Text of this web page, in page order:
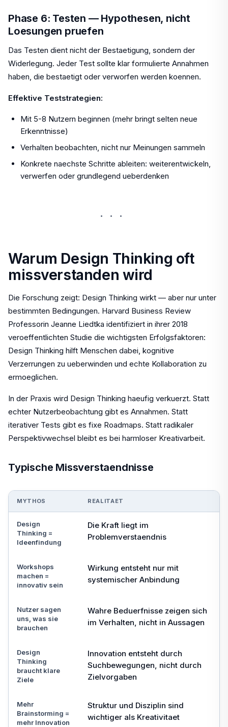
Phase 6: Testen — Hypothesen, nicht
Loesungen pruefen
Das Testen dient nicht der Bestaetigung, sondern der
Widerlegung. Jeder Test sollte klar formulierte Annahmen
haben, die bestaetigt oder verworfen werden koennen.
Effektive Teststrategien:
Mit 5-8 Nutzern beginnen (mehr bringt selten neue
Erkenntnisse)
Verhalten beobachten, nicht nur Meinungen sammeln
Konkrete naechste Schritte ableiten: weiterentwickeln,
verwerfen oder grundlegend ueberdenken
···
Warum Design Thinking oft
missverstanden wird
Die Forschung zeigt: Design Thinking wirkt — aber nur unter
bestimmten Bedingungen. Harvard Business Review
Professorin Jeanne Liedtka identifiziert in ihrer 2018
veroeffentlichten Studie die wichtigsten Erfolgsfaktoren:
Design Thinking hilft Menschen dabei, kognitive
Verzerrungen zu ueberwinden und echte Kollaboration zu
ermoeglichen.
In der Praxis wird Design Thinking haeufig verkuerzt. Statt
echter Nutzerbeobachtung gibt es Annahmen. Statt
iterativer Tests gibt es fixe Roadmaps. Statt radikaler
Perspektivwechsel bleibt es bei harmloser Kreativarbeit.
Typische Missverstaendnisse
MYTHOS REALITAET
Design
Thinking =
Ideenfindung
Die Kraft liegt im
Problemverstaendnis
Workshops
machen =
innovativ sein
Wirkung entsteht nur mit
systemischer Anbindung
Nutzer sagen
uns, was sie
brauchen
Wahre Beduerfnisse zeigen sich
im Verhalten, nicht in Aussagen
Design
Thinking
braucht klare
Ziele
Innovation entsteht durch
Suchbewegungen, nicht durch
Zielvorgaben
Mehr
Brainstorming =
mehr Innovation
Struktur und Disziplin sind
wichtiger als Kreativitaet